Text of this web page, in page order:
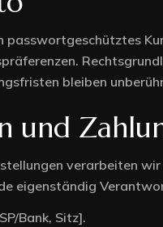
passwortgeschütztes
bleiben
und
verarbeiten
eigenständig
Bank, Sitz].